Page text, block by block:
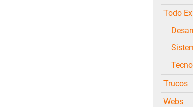
Todo
Trucos
Webs